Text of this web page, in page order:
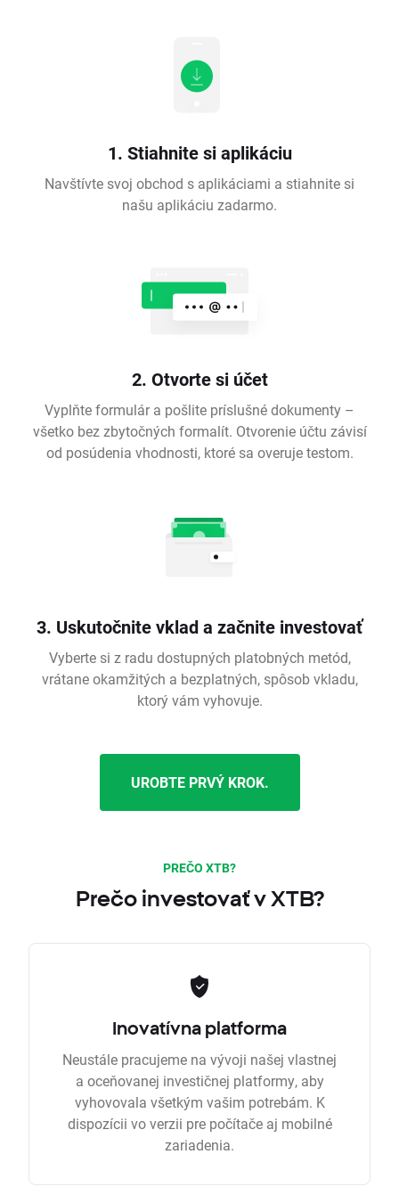
1. Stiahnite si aplikáciu
Navštívte svoj obchod s aplikáciami a stiahnite si
našu aplikáciu zadarmo.
2. Otvorte si účet
Vyplňte formulár a pošlite príslušné dokumenty –
všetko bez zbytočných formalít. Otvorenie účtu závisí
od posúdenia vhodnosti, ktoré sa overuje testom.
3. Uskutočnite vklad a začnite investovať
Vyberte si z radu dostupných platobných metód,
vrátane okamžitých a bezplatných, spôsob vkladu,
ktorý vám vyhovuje.
UROBTE PRVÝ KROK.
PREČO XTB?
Prečo investovať v XTB?
Inovatívna platforma
Neustále pracujeme na vývoji našej vlastnej
a oceňovanej investičnej platformy, aby
vyhovovala všetkým vašim potrebám. K
dispozícii vo verzii pre počítače aj mobilné
zariadenia.